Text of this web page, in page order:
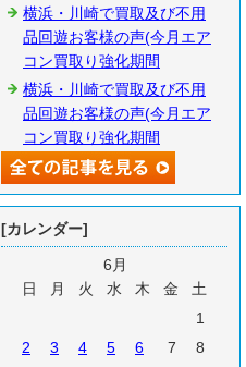
横浜・川崎で買取及び不用
品回遊お客様の声(今月エア
コン買取り強化期間
横浜・川崎で買取及び不用
品回遊お客様の声(今月エア
コン買取り強化期間
[カレンダー]
6月
日
月 火 水 木 金
土
1
2
3 4 5 6 7
8